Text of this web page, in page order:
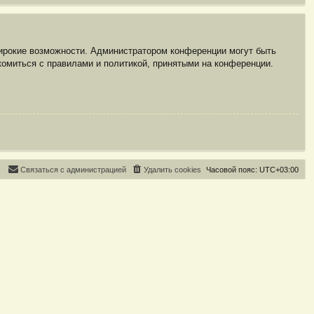
возможности. Администратором конференции могут быть
с правилами и политикой, принятыми на конференции.
Часовой пояс: UTC+03:00
Удалить cookies
Связаться с администрацией